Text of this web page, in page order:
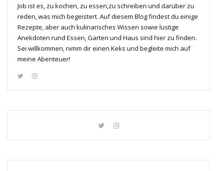
Job ist es, zu kochen, zu essen,zu schreiben und darüber zu
reden, was mich begeistert. Auf diesem Blog findest du einige
Rezepte, aber auch kulinarisches Wissen sowie lustige
Anekdoten rund Essen, Garten und Haus sind hier zu finden.
Sei willkommen, nimm dir einen Keks und begleite mich auf
meine Abenteuer!